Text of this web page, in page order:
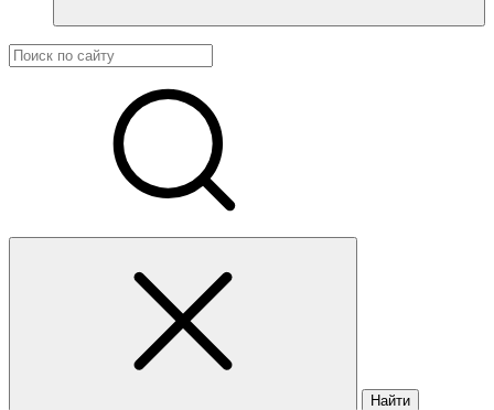
Найти